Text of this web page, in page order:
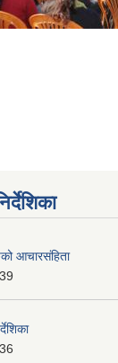
आचारसंहिता